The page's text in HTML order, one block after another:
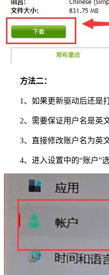
方法二：
1、如果更新驱动后还是打
2、需要保证用户名是英文
3、直接修改账户名为英文
4、进入设置中的“账户”